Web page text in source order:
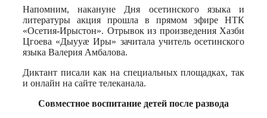
Напомним, накануне Дня осетинского языка и
литературы акция прошла в прямом эфире НТК
«Осетия-Ирыстон». Отрывок из произведения Хазби
Цгоева «Дыууæ Иры» зачитала учитель осетинского
языка Валерия Амбалова.
Диктант писали как на специальных площадках, так
и онлайн на сайте телеканала.
Совместное воспитание детей после развода